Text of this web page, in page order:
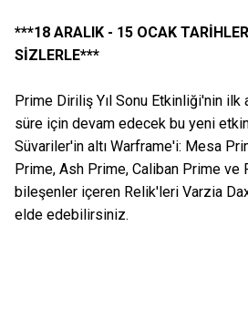
***18 ARALIK - 15 OCAK
SİZLERLE***
Prime Diriliş Yıl Sonu Etkinliği'nin ilk
süre için devam edecek bu yeni
Süvariler'in altı Warframe'i: Mesa
Prime, Ash Prime, Caliban Prime ve
bileşenler içeren Relik'leri Varzia
elde edebilirsiniz.